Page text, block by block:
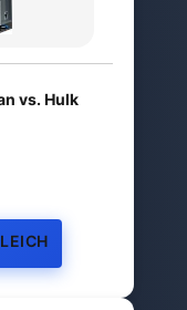
vs. Hulk